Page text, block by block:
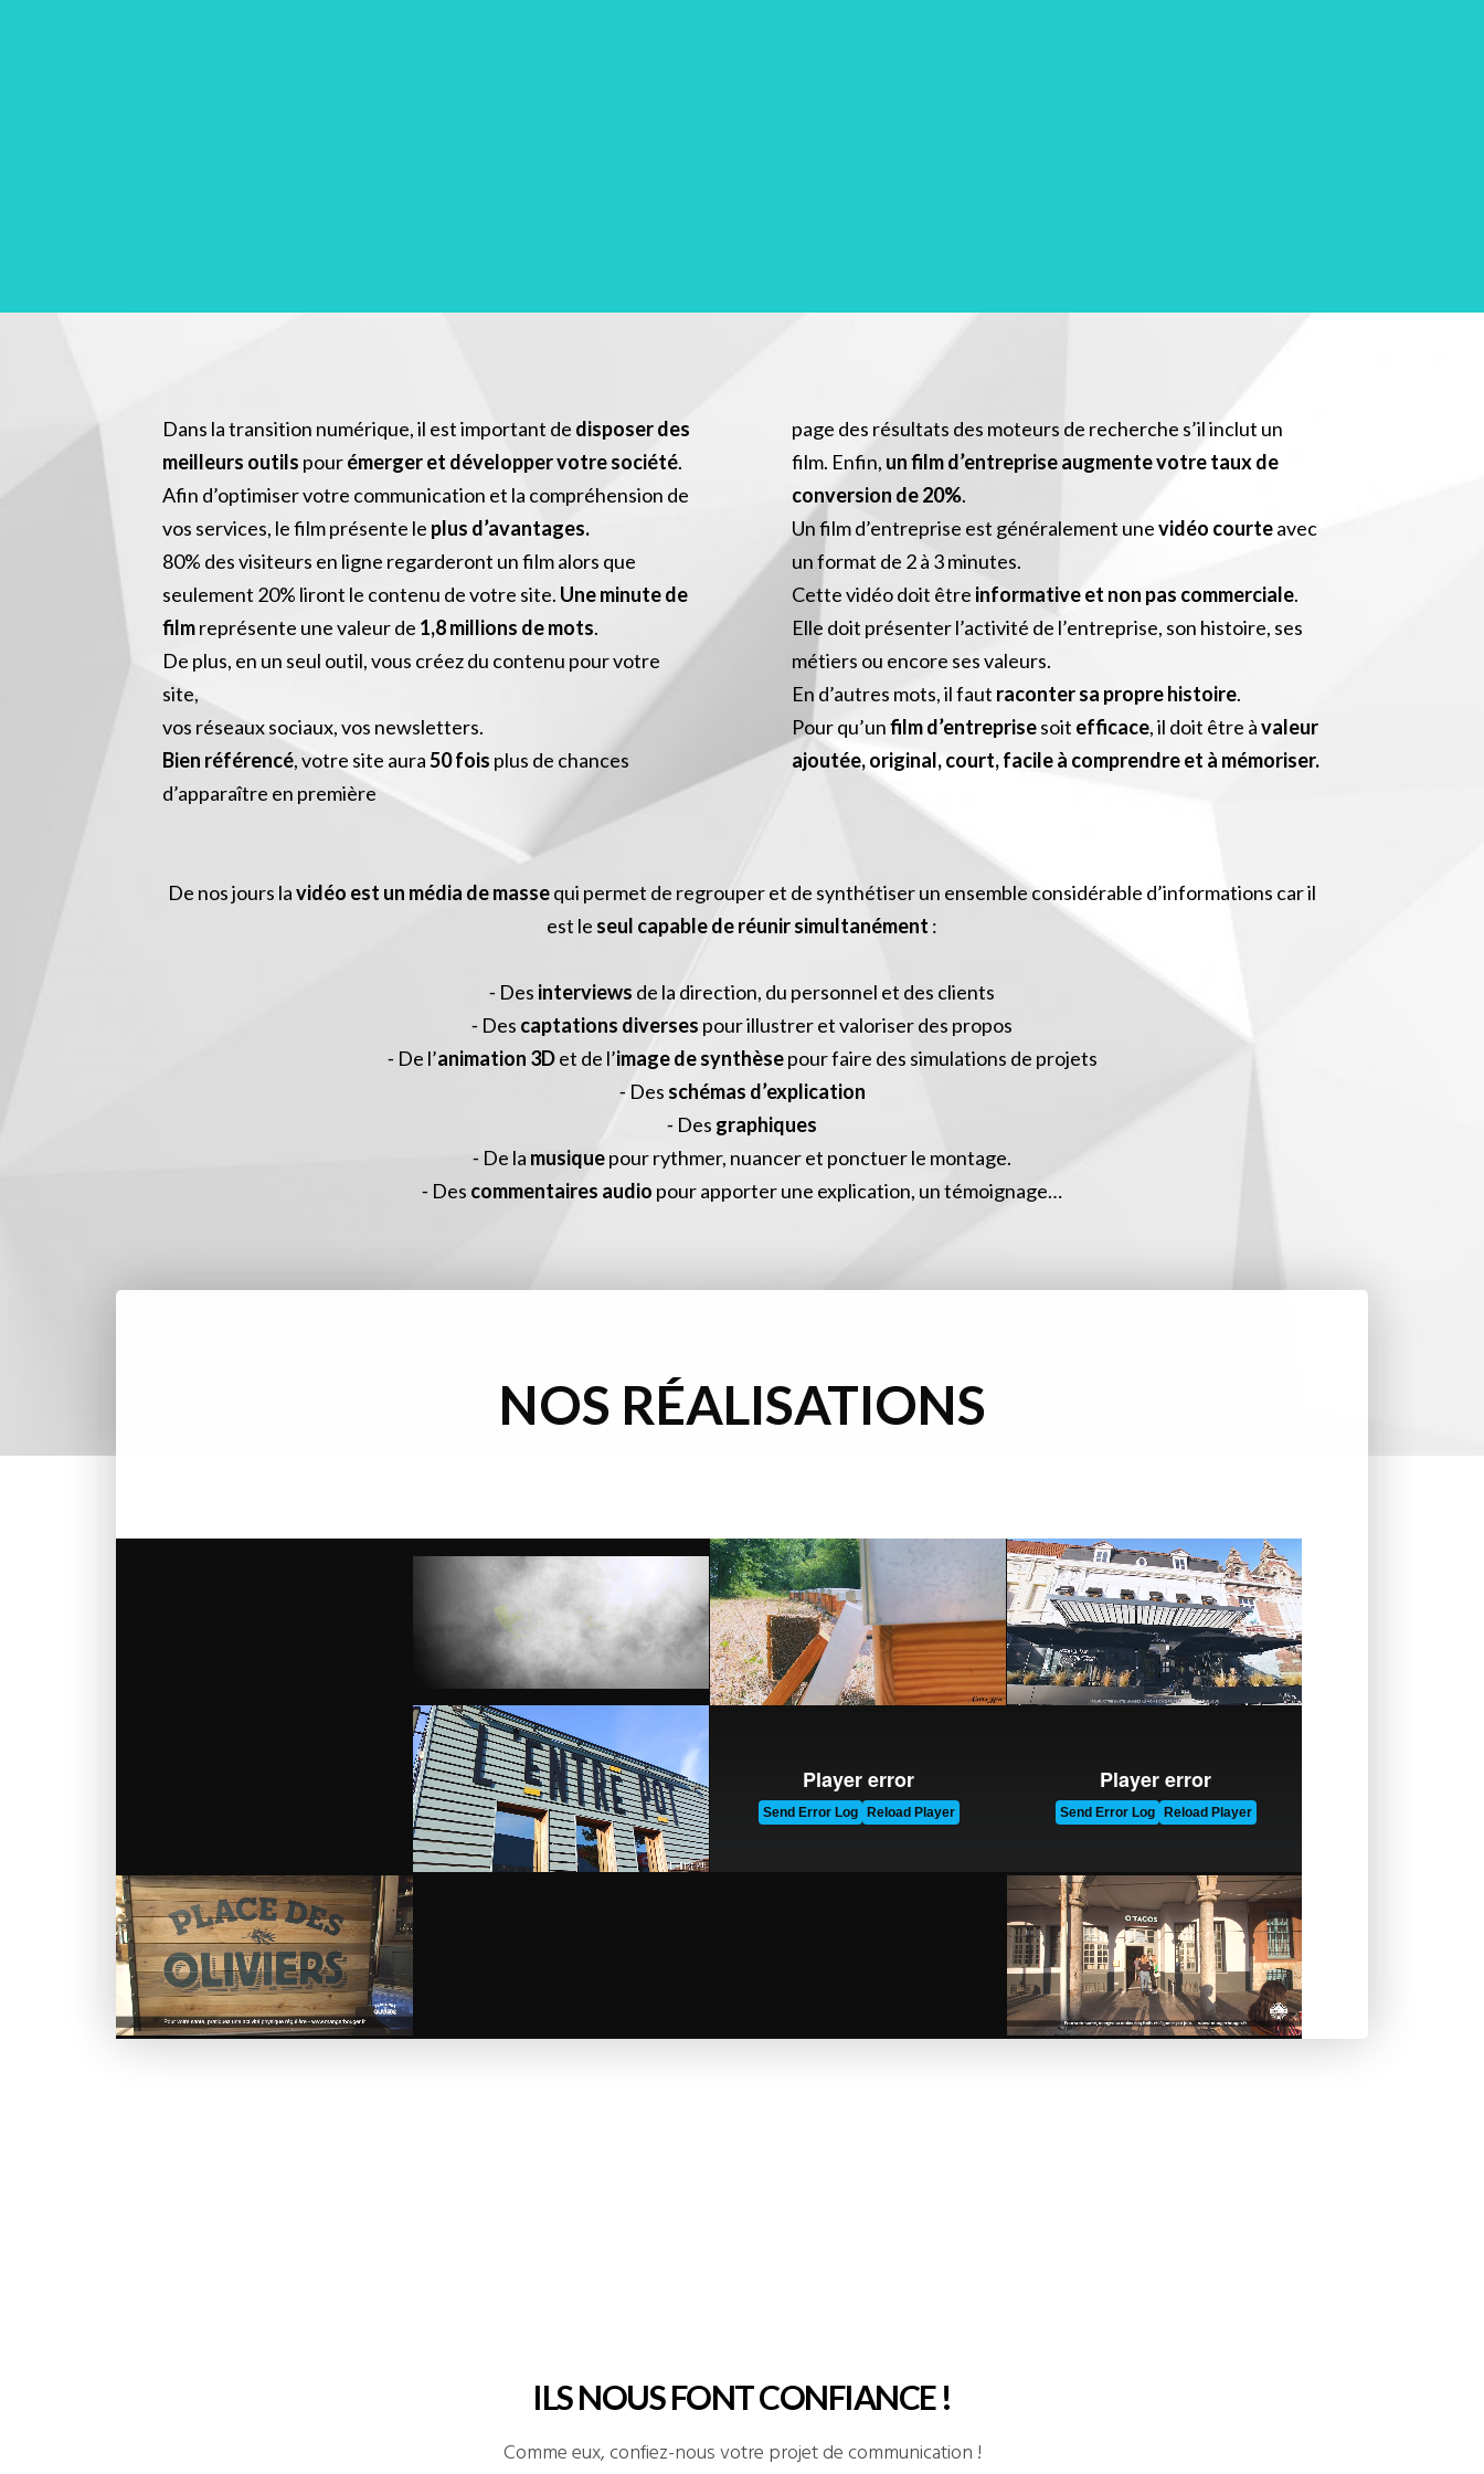
Dans la transition numérique, il est important de disposer des
meilleurs outils pourémerger et développer votre société.
Afin d’optimiser votre communication et la compréhension de
vos services, le film présente le plus d’avantages.
80% des visiteurs en ligne regarderont un film alors que
seulement 20% liront le contenu de votre site. Une minute de
filmreprésente une valeur de 1,8 millions de mots.
De plus, en un seul outil, vous créez du contenu pour votre
site,
vos réseaux sociaux, vos newsletters.
Bien référencé, votre site aura50 fois plus de chances
d’apparaître en première
page des résultats des moteurs de recherche s’il inclut un
film. Enfin, un film d’entreprise augmente votre taux de
conversion de 20%.
Un film d’entreprise est généralement unevidéo courteavec
un format de 2 à 3 minutes.
Cette vidéo doit être informative et non pas commerciale.
Elle doit présenter l’activité de l’entreprise, son histoire, ses
métiers ou encore ses valeurs.
En d’autres mots, il faut raconter sa propre histoire.
Pour qu’unfilm d’entreprisesoit efficace, il doit être àvaleur
ajoutée, original, court, facile à comprendre et à mémoriser.
De nos jours lavidéo est un média de massequi permet de regrouper et de synthétiser un ensemble considérable d’informations car il
est le seul capable de réunir simultanément :
⁃ Des interviews de la direction, du personnel et des clients
⁃ Des captations diverses pour illustrer et valoriser des propos
⁃ De l’animation 3Det de l’image de synthèsepour faire des simulations de projets
⁃ Des schémas d’explication
⁃ Des graphiques
⁃ De la musiquepour rythmer, nuancer et ponctuer le montage.
⁃ Des commentaires audio pour apporter une explication, un témoignage…
NOS RÉALISATIONS
ILS NOUS FONT CONFIANCE !
Comme eux, confiez-nous votre projet de communication !